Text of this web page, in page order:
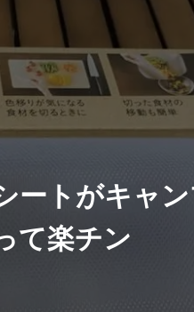
ートがキャ
て楽チン